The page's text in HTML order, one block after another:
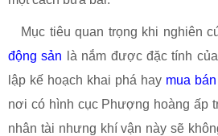
Mục tiêu quan trọng khi nghiên
động sản là nắm được đặc tính
lập kế hoạch khai phá hay mua
nơi có hình cục Phượng hoàng ấp
nhân tài nhưng khí vận này sẽ